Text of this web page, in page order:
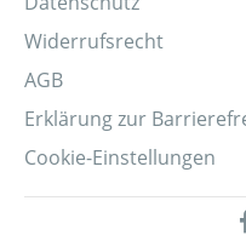
Widerrufsrecht
AGB
Erklärung zur
Cookie-Einstellungen